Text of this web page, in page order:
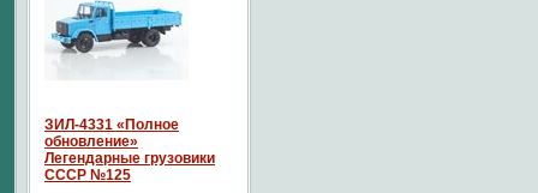
ЗИЛ-4331 «Полное
обновление»
Легендарные грузовики
СССР №125